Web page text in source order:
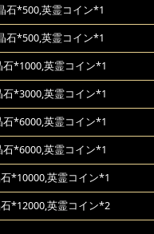
石*500,英霊コイン*1
石*500,英霊コイン*1
石*1000,英霊コイン*1
石*3000,英霊コイン*1
石*6000,英霊コイン*1
石*6000,英霊コイン*1
*10000,英霊コイン*1
*12000,英霊コイン*2